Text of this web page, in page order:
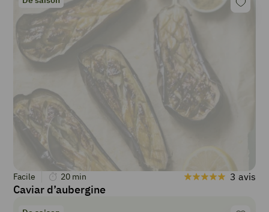
Facile 20 min 3 avis
Caviar d’aubergine